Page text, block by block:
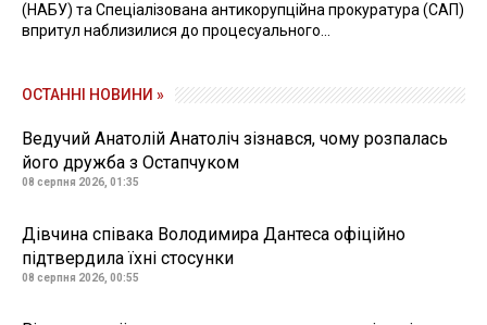
(НАБУ) та Спеціалізована антикорупційна прокуратура (САП)
впритул наблизилися до процесуального...
ОСТАННІ НОВИНИ »
Ведучий Анатолій Анатоліч зізнався, чому розпалась
його дружба з Остапчуком
08 серпня 2026, 01:35
Дівчина співака Володимира Дантеса офіційно
підтвердила їхні стосунки
08 серпня 2026, 00:55